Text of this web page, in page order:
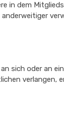
in dem
sich oder an
verlangen,